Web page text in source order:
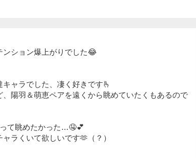
ンション爆上がりでした😂
ャラでした、凄く好きです🫰
陽羽＆萌恵ペアを遠くから眺めていたくもあるので
て眺めたかった…🤤💕
ラくいて欲しいです🫶（？）